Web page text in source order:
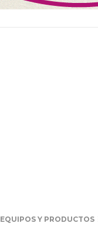
EQUIPOS Y PRODUCTOS